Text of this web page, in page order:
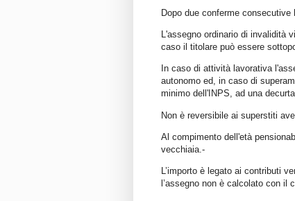
Dopo due conferme
L'assegno ordinario di invalidità
caso il titolare può essere
In caso di attività lavorativa
autonomo ed, in caso di
minimo dell'INPS, ad una
Non è reversibile ai superstiti
Al compimento dell'età
vecchiaia.-
L’importo è legato ai contributi
l’assegno non è calcolato con il